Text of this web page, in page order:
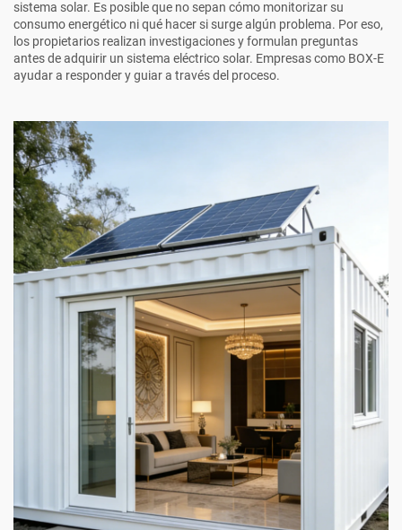
sistema solar. Es posible que no sepan cómo monitorizar su
consumo energético ni qué hacer si surge algún problema. Por eso,
los propietarios realizan investigaciones y formulan preguntas
antes de adquirir un sistema eléctrico solar. Empresas como BOX-E
ayudar a responder y guiar a través del proceso.